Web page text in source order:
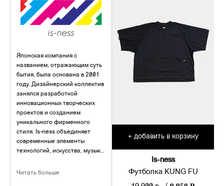
Японская компания с
названием, отражающим суть
бытия, была основана в 2001
году. Дизайнерский коллектив
занялся разработкой
инновационных творческих
проектов и созданием
уникального фирменного
стиля. Is-ness объединяет
современные элементы
технологий, искусства, музыки
влиянием традиций. Стремясь
Читать больше
+ добавить в корзину
Is-ness
Футболка KUNG FU